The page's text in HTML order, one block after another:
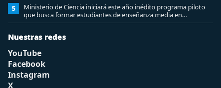
5
Ministerio de Ciencia iniciará este año inédito programa piloto
que busca formar estudiantes de enseñanza media en
ciberseguridad
Nuestras redes
YouTube
Facebook
Instagram
X